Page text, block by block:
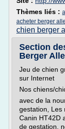
Thèmes liés :
acheter berger
chien berger
Section
Berger
Jeu de chien
sur Internet
Nos chiens/
avec de la
gestation, Les
Canin HT42D
de gestation,